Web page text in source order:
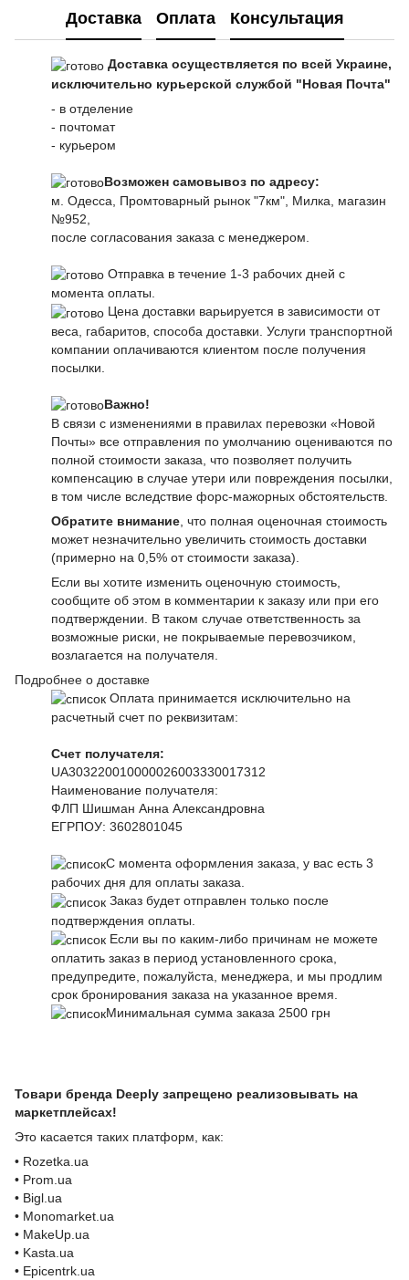
Доставка Оплата Консультация
Доставка осуществляется по всей Украине,
исключительно курьерской службой "Новая Почта"
- в отделение
- почтомат
- курьером
Возможен самовывоз по адресу:
м. Одесса, Промтоварный рынок "7км", Милка, магазин
№952,
после согласования заказа с менеджером.
Отправка в течение 1-3 рабочих дней с
момента оплаты.
Цена доставки варьируется в зависимости от
веса, габаритов, способа доставки. Услуги транспортной
компании оплачиваются клиентом после получения
посылки.
Важно!
В связи с изменениями в правилах перевозки «Новой
Почты» все отправления по умолчанию оцениваются по
полной стоимости заказа, что позволяет получить
компенсацию в случае утери или повреждения посылки,
в том числе вследствие форс-мажорных обстоятельств.
Обратите внимание , что полная оценочная стоимость
может незначительно увеличить стоимость доставки
(примерно на 0,5% от стоимости заказа).
Если вы хотите изменить оценочную стоимость,
сообщите об этом в комментарии к заказу или при его
подтверждении. В таком случае ответственность за
возможные риски, не покрываемые перевозчиком,
возлагается на получателя.
Подробнее о доставке
Оплата принимается исключительно на
расчетный счет по реквизитам:
Счет получателя:
UA303220010000026003330017312
Наименование получателя:
ФЛП Шишман Анна Александровна
ЕГРПОУ: 3602801045
С момента оформления заказа, у вас есть 3
рабочих дня для оплаты заказа.
Заказ будет отправлен только после
подтверждения оплаты.
Если вы по каким-либо причинам не можете
оплатить заказ в период установленного срока,
предупредите, пожалуйста, менеджера, и мы продлим
срок бронирования заказа на указанное время.
Минимальная сумма заказа 2500 грн
Товари бренда Deeply запрещено реализовывать на
маркетплейсах!
Это касается таких платформ, как:
• Rozetka.ua
• Prom.ua
• Bigl.ua
• Monomarket.ua
• MakeUp.ua
• Kasta.ua
• Epicentrk.ua